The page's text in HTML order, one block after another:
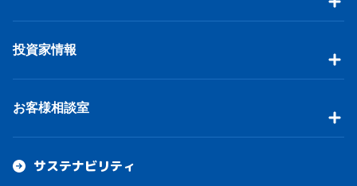
投資家情報
お客様相談室
サステナビリティ